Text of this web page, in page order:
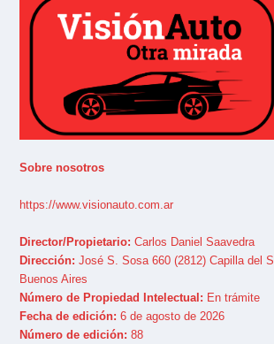
Sobre nosotros
https://www.visionauto.com.ar
Director/Propietario: Carlos Daniel Saavedra
Dirección: José S. Sosa 660 (2812) Capilla del
Buenos Aires
Número de Propiedad Intelectual: En trámite
Fecha de edición: 6 de agosto de 2026
Número de edición: 88